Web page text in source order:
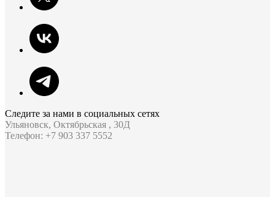
Следите за нами в социальных сетях
Ульяновск, Октябрьская , 30Д
Телефон: +7 903 337 5552